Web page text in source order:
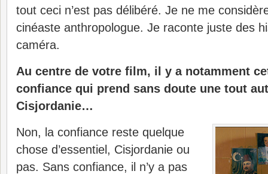
tout ceci n’est pas délibéré. Je ne me
cinéaste anthropologue. Je raconte juste des
caméra.
Au centre de votre film, il y a notamment
confiance qui prend sans doute une tout
Cisjordanie…
Non, la confiance reste quelque
chose d’essentiel, Cisjordanie ou
pas. Sans confiance, il n’y a pas